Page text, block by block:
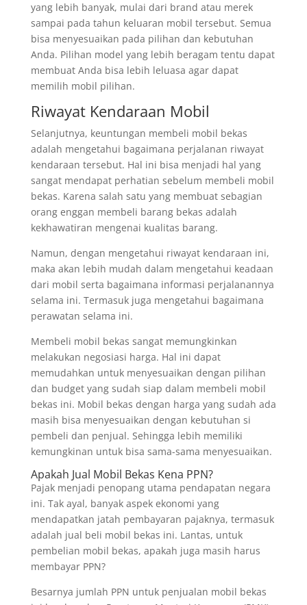
yang lebih banyak, mulai dari brand atau merek
sampai pada tahun keluaran mobil tersebut. Semua
bisa menyesuaikan pada pilihan dan kebutuhan
Anda. Pilihan model yang lebih beragam tentu dapat
membuat Anda bisa lebih leluasa agar dapat
memilih mobil pilihan.
Riwayat Kendaraan Mobil
Selanjutnya, keuntungan membeli mobil bekas
adalah mengetahui bagaimana perjalanan riwayat
kendaraan tersebut. Hal ini bisa menjadi hal yang
sangat mendapat perhatian sebelum membeli mobil
bekas. Karena salah satu yang membuat sebagian
orang enggan membeli barang bekas adalah
kekhawatiran mengenai kualitas barang.
Namun, dengan mengetahui riwayat kendaraan ini,
maka akan lebih mudah dalam mengetahui keadaan
dari mobil serta bagaimana informasi perjalanannya
selama ini. Termasuk juga mengetahui bagaimana
perawatan selama ini.
Membeli mobil bekas sangat memungkinkan
melakukan negosiasi harga. Hal ini dapat
memudahkan untuk menyesuaikan dengan pilihan
dan budget yang sudah siap dalam membeli mobil
bekas ini. Mobil bekas dengan harga yang sudah ada
masih bisa menyesuaikan dengan kebutuhan si
pembeli dan penjual. Sehingga lebih memiliki
kemungkinan untuk bisa sama-sama menyesuaikan.
Apakah Jual Mobil Bekas Kena PPN?
Pajak menjadi penopang utama pendapatan negara
ini. Tak ayal, banyak aspek ekonomi yang
mendapatkan jatah pembayaran pajaknya, termasuk
adalah jual beli mobil bekas ini. Lantas, untuk
pembelian mobil bekas, apakah juga masih harus
membayar PPN?
Besarnya jumlah PPN untuk penjualan mobil bekas